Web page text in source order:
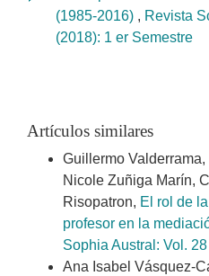
(1985-2016) , Revista
(2018): 1 er Semestre
Artículos similares
Guillermo
Nicole Zuñiga Marín,
Risopatron, El rol de
profesor en la
Sophia Austral: Vol.
Ana Isabel Vásquez-